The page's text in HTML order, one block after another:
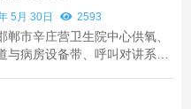
5月 30日 2593
郸市辛庄营卫生院中心供氧、
与病房设备带、呼叫对讲系